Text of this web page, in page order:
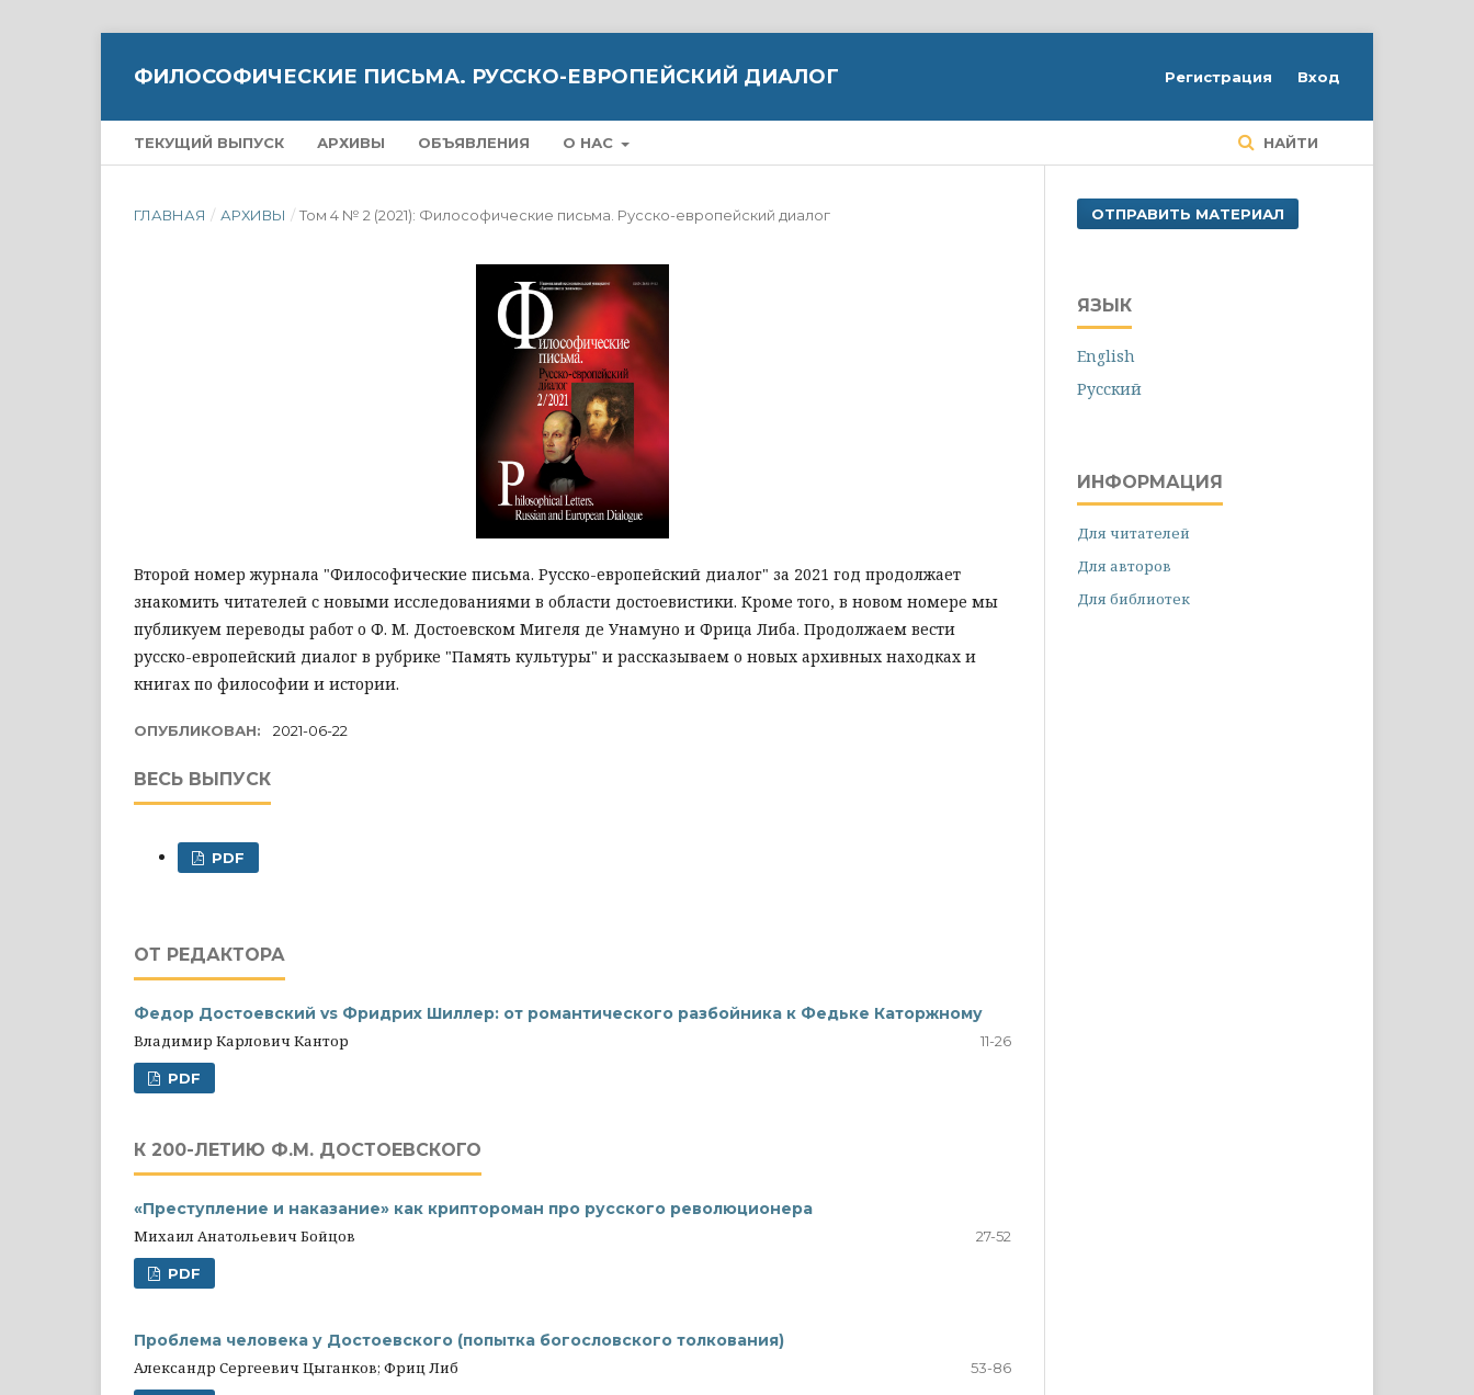
ФИЛОСОФИЧЕСКИЕ ПИСЬМА. РУССКО-ЕВРОПЕЙСКИЙ ДИАЛОГ
ТЕКУЩИЙ ВЫПУСК АРХИВЫ ОБЪЯВЛЕНИЯ О НАС НАЙТИ
Регистрация Вход
ГЛАВНАЯ / АРХИВЫ / Том 4 № 2 (2021): Философические письма. Русско-европейский диалог
Второй номер журнала "Философические письма. Русско-европейский диалог" за 2021 год продолжает
знакомить читателей с новыми исследованиями в области достоевистики. Кроме того, в новом номере мы
публикуем переводы работ о Ф. М. Достоевском Мигеля де Унамуно и Фрица Либа. Продолжаем вести
русско-европейский диалог в рубрике "Память культуры" и рассказываем о новых архивных находках и
книгах по философии и истории.
ОПУБЛИКОВАН: 2021-06-22
ВЕСЬ ВЫПУСК
PDF
ОТ РЕДАКТОРА
Фeдор Достоевский vs Фридрих Шиллер: от романтического разбойника к Федьке Каторжному
Владимир Карлович Кантор
11-26
PDF
К 200-ЛЕТИЮ Ф.М. ДОСТОЕВСКОГО
«Преступление и наказание» как криптороман про русского революционера
Михаил Анатольевич Бойцов
27-52
PDF
Проблема человека у Достоевского (попытка богословского толкования)
Александр Сергеевич Цыганков; Фриц Либ
53-86
ОТПРАВИТЬ МАТЕРИАЛ
ЯЗЫК
English
Русский
ИНФОРМАЦИЯ
Для читателей
Для авторов
Для библиотек